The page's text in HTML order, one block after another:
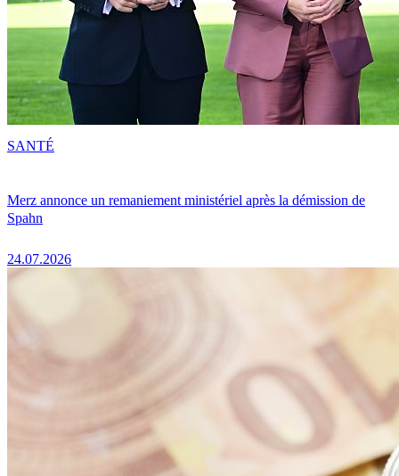
Merz annonce un remaniement ministériel après la démission de
Spahn
24.07.2026
SANTÉ